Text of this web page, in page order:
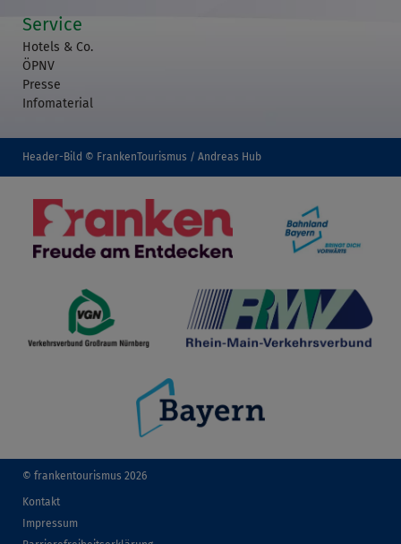
Service
Hotels & Co.
ÖPNV
Presse
Infomaterial
Header-Bild © FrankenTourismus / Andreas Hub
© frankentourismus 2026
Kontakt
Impressum